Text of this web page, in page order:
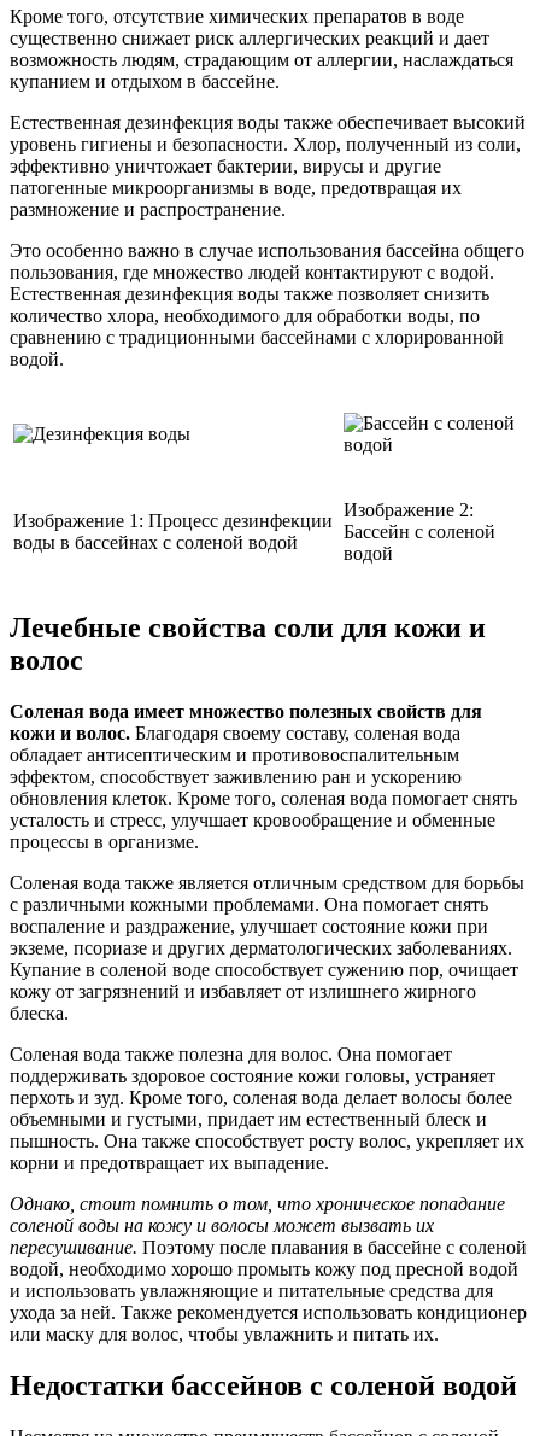
Кроме того, отсутствие химических препаратов в воде
существенно снижает риск аллергических реакций и дает
возможность людям, страдающим от аллергии, наслаждаться
купанием и отдыхом в бассейне.
Естественная дезинфекция воды также обеспечивает высокий
уровень гигиены и безопасности. Хлор, полученный из соли,
эффективно уничтожает бактерии, вирусы и другие
патогенные микроорганизмы в воде, предотвращая их
размножение и распространение.
Это особенно важно в случае использования бассейна общего
пользования, где множество людей контактируют с водой.
Естественная дезинфекция воды также позволяет снизить
количество хлора, необходимого для обработки воды, по
сравнению с традиционными бассейнами с хлорированной
водой.
Изображение 1: Процесс дезинфекции
воды в бассейнах с соленой водой
Изображение 2:
Бассейн с соленой
водой
Лечебные свойства соли для кожи и
волос
Соленая вода имеет множество полезных свойств для
кожи и волос. Благодаря своему составу, соленая вода
обладает антисептическим и противовоспалительным
эффектом, способствует заживлению ран и ускорению
обновления клеток. Кроме того, соленая вода помогает снять
усталость и стресс, улучшает кровообращение и обменные
процессы в организме.
Соленая вода также является отличным средством для борьбы
с различными кожными проблемами. Она помогает снять
воспаление и раздражение, улучшает состояние кожи при
экземе, псориазе и других дерматологических заболеваниях.
Купание в соленой воде способствует сужению пор, очищает
кожу от загрязнений и избавляет от излишнего жирного
блеска.
Соленая вода также полезна для волос. Она помогает
поддерживать здоровое состояние кожи головы, устраняет
перхоть и зуд. Кроме того, соленая вода делает волосы более
объемными и густыми, придает им естественный блеск и
пышность. Она также способствует росту волос, укрепляет их
корни и предотвращает их выпадение.
Однако, стоит помнить о том, что хроническое попадание
соленой воды на кожу и волосы может вызвать их
пересушивание. Поэтому после плавания в бассейне с соленой
водой, необходимо хорошо промыть кожу под пресной водой
и использовать увлажняющие и питательные средства для
ухода за ней. Также рекомендуется использовать кондиционер
или маску для волос, чтобы увлажнить и питать их.
Недостатки бассейнов с соленой водой